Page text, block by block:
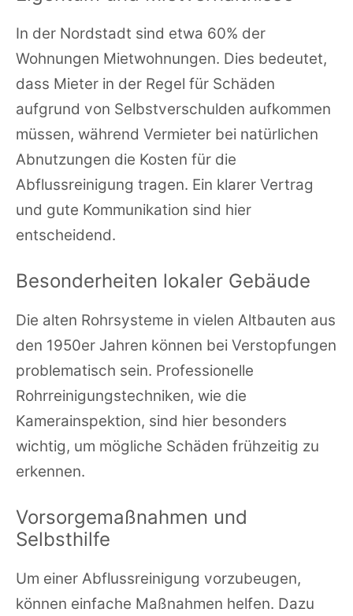
In der Nordstadt sind etwa 60% der
Wohnungen Mietwohnungen. Dies bedeutet,
dass Mieter in der Regel für Schäden
aufgrund von Selbstverschulden aufkommen
müssen, während Vermieter bei natürlichen
Abnutzungen die Kosten für die
Abflussreinigung tragen. Ein klarer Vertrag
und gute Kommunikation sind hier
entscheidend.
Besonderheiten lokaler Gebäude
Die alten Rohrsysteme in vielen Altbauten aus
den 1950er Jahren können bei Verstopfungen
problematisch sein. Professionelle
Rohrreinigungstechniken, wie die
Kamerainspektion, sind hier besonders
wichtig, um mögliche Schäden frühzeitig zu
erkennen.
Vorsorgemaßnahmen und
Selbsthilfe
Um einer Abflussreinigung vorzubeugen,
können einfache Maßnahmen helfen. Dazu